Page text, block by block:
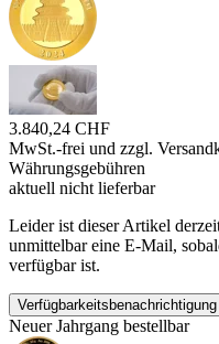
3.840,24 CHF
MwSt.-frei und zzgl.
Währungsgebühren
aktuell nicht lieferbar
Leider ist dieser Artikel
unmittelbar eine E-Mail,
verfügbar ist.
Verfügbarkeitsbenachrichtigung
Neuer Jahrgang bestellbar